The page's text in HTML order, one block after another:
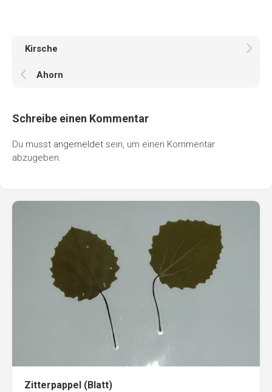
Kirsche
Ahorn
Schreibe einen Kommentar
Du musst angemeldet sein, um einen Kommentar
abzugeben.
Zitterpappel (Blatt)